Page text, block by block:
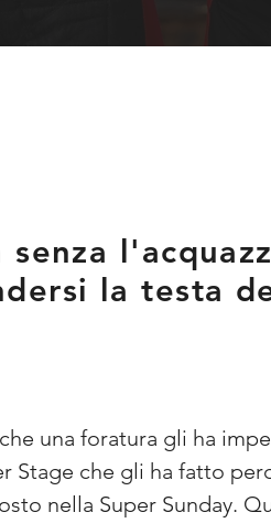
la testa
una foratura gli ha
Stage che gli ha fatto
nella Super Sunday.